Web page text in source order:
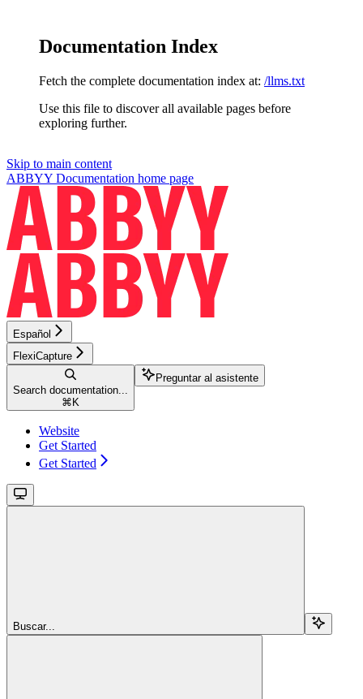
Documentation Index
Fetch the complete documentation index at: /llms.txt
Use this file to discover all available pages before
exploring further.
Skip to main content
ABBYY Documentation home page
Español
FlexiCapture
Search documentation...
⌘ K
Preguntar al asistente
Website
Get Started
Get Started
Buscar...